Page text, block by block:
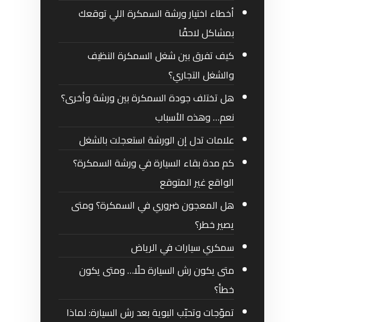
أخطاء اختيار ورشة السمكرة اللي توقعك
بمشاكل لاحقًا
كيف تفرق بين شغل السمكرة النظيف
والشغل التجاري؟
هل تختلف جودة السمكرة بين ورشة وأخرى؟
نعم… وهذه الأسباب
علامات تدل إن الورشة استعجلت بالشغل
كم مدة بقاء السيارة في ورشة السمكرة؟
الواقع غير المتوقع
هل المعجون ضروري في السمكرة؟ ومتى
يصير خطر؟
سمكري سيارات في الرياض
متى يكون رش السيارة حلًا… ومتى يكون
خطأ؟
تموّجات وتحبّب البوية بعد رش السيارة: لماذا